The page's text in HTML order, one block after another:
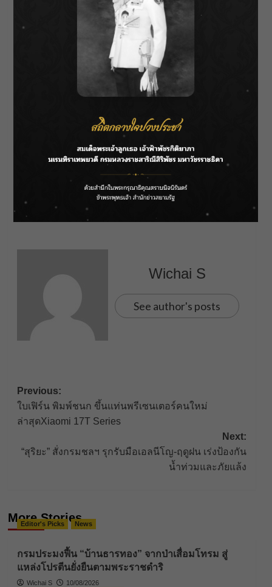
ติดตามชมละคร “เพลงรักพยัคฆ์ร้าย” ได้ทุกวัน
จันทร์-ศุกร์ เวลา 19.00 น. ทาง ช่อง 7HD ดูทีวีกด
35 และติดตามข่าวสารความเคลื่อนไหวต่าง ๆ ได้
ทาง Facebook, IG, X, TikTok, YouTube : Ch7HD
About Author
Wichai S
See author's posts
Post
navigation
Previous:
ใบเฟิร์น พิมพ์ชนก ขึ้นแท่นพรีเซนเตอร์คนใหม่
ล่าสุดXiaomi 17T Series
Next:
“สุริยะ” สั่งกรมชลฯ รุกรับมือเอลนีโญ-ฤดูฝน เร่งป้องกัน
น้ำท่วมและภัยแล้ง
More Stories
Editor's Picks News
กรมประมงฟื้น “บ้านธารทอง” จากป่าเสื่อมโทรม สู่
แหล่งโปรตีนยั่งยืนตามพระราชดำริ
Wichai S
10/08/2026